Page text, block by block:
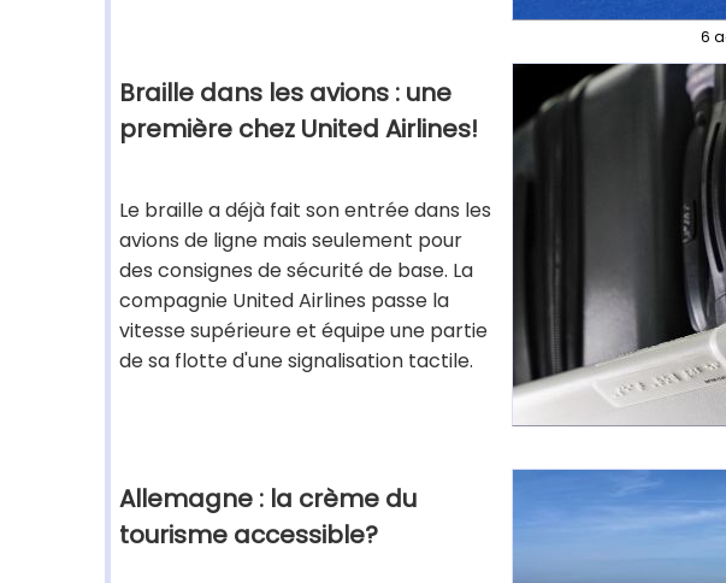
6
Braille dans les avions : une
première chez United Airlines!
Le braille a déjà fait son entrée dans les
avions de ligne mais seulement pour
des consignes de sécurité de base. La
compagnie United Airlines passe la
vitesse supérieure et équipe une partie
de sa flotte d'une signalisation tactile.
Allemagne : la crème du
tourisme accessible?